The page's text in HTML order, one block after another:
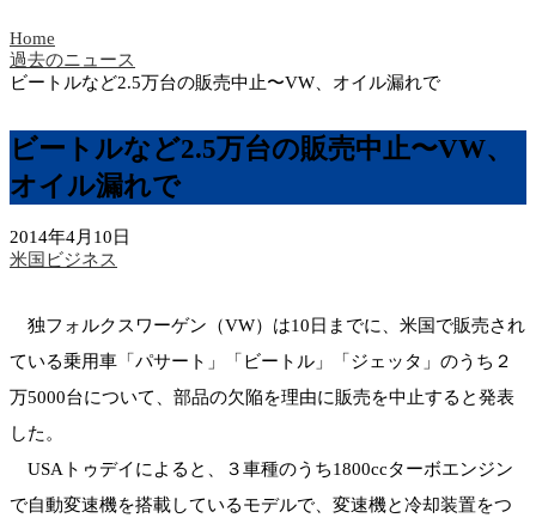
Home
過去のニュース
ビートルなど2.5万台の販売中止〜VW、オイル漏れで
ビートルなど2.5万台の販売中止〜VW、
オイル漏れで
2014年4月10日
米国ビジネス
独フォルクスワーゲン（VW）は10日までに、米国で販売され
ている乗用車「パサート」「ビートル」「ジェッタ」のうち２
万5000台について、部品の欠陥を理由に販売を中止すると発表
した。
USAトゥデイによると、３車種のうち1800ccターボエンジン
で自動変速機を搭載しているモデルで、変速機と冷却装置をつ